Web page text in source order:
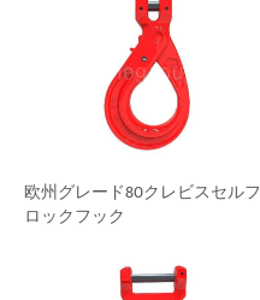
欧州グレード80クレビスセルフ
ロックフック